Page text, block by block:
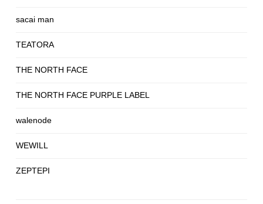
sacai man
TEATORA
THE NORTH FACE
THE NORTH FACE PURPLE LABEL
walenode
WEWILL
ZEPTEPI